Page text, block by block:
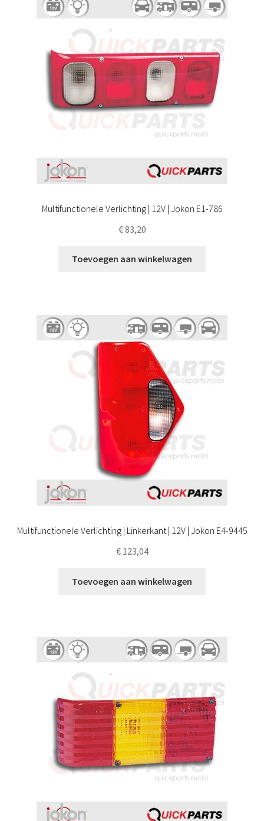
Multifunctionele Verlichting | 12V | Jokon E1-786
€83,20
Toevoegen aan winkelwagen
Multifunctionele Verlichting | Linkerkant | 12V | Jokon E4-9445
€123,04
Toevoegen aan winkelwagen